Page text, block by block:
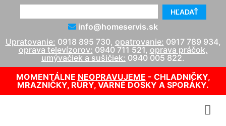
HĽADAŤ
info@homeservis.sk
Upratovanie: 0918 895 730, opatrovanie: 0917 789 934,
oprava televízorov: 0940 711 521, oprava práčok,
umývačiek a sušičiek: 0940 005 822.
MOMENTÁLNE NEOPRAVUJEME - CHLADNIČKY,
MRAZNIČKY, RÚRY, VARNÉ DOSKY A SPORÁKY.